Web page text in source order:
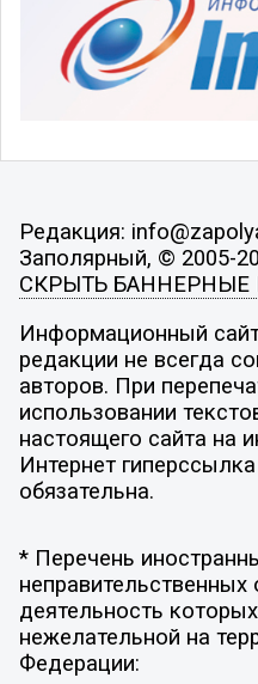
Редакция:
Заполярный, © 2005-
СКРЫТЬ БАННЕРНЫЕ
Информационный
редакции не всегда
авторов. При
использовании
настоящего сайта на
Интернет
обязательна.
* Перечень
неправительственных
деятельность
нежелательной на
Федерации: